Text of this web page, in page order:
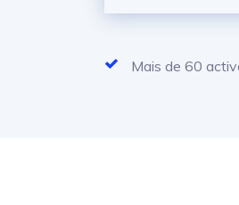
Mais de 60